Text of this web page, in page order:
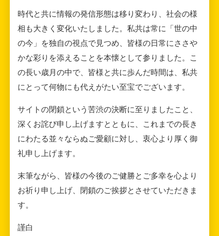
時代と共に情報の発信形態は移り変わり、社会の様
相も大きく変化いたしました。私共は常に「世の中
の今」を独自の視点で見つめ、皆様の日常にささや
かな彩りを添えることを本懐として参りました。こ
の長い歳月の中で、皆様と共に歩んだ時間は、私共
にとって何物にも代えがたい至宝でございます。
サイトの閉鎖という苦渋の決断に至りましたこと、
深くお詫び申し上げますとともに、これまでの長き
にわたる並々ならぬご愛顧に対し、衷心より厚く御
礼申し上げます。
末筆ながら、皆様の今後のご健勝とご多幸を心より
お祈り申し上げ、閉鎖のご挨拶とさせていただきま
す。
謹白